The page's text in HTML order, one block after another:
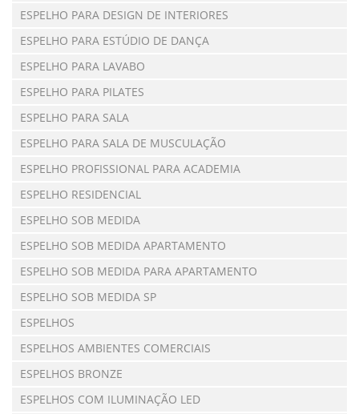
ESPELHO PARA DESIGN DE INTERIORES
ESPELHO PARA ESTÚDIO DE DANÇA
ESPELHO PARA LAVABO
ESPELHO PARA PILATES
ESPELHO PARA SALA
ESPELHO PARA SALA DE MUSCULAÇÃO
ESPELHO PROFISSIONAL PARA ACADEMIA
ESPELHO RESIDENCIAL
ESPELHO SOB MEDIDA
ESPELHO SOB MEDIDA APARTAMENTO
ESPELHO SOB MEDIDA PARA APARTAMENTO
ESPELHO SOB MEDIDA SP
ESPELHOS
ESPELHOS AMBIENTES COMERCIAIS
ESPELHOS BRONZE
ESPELHOS COM ILUMINAÇÃO LED